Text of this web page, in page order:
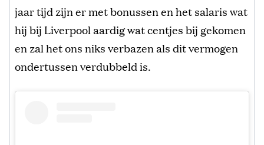
jaar tijd zijn er met bonussen en het salaris wat
hij bij Liverpool aardig wat centjes bij gekomen
en zal het ons niks verbazen als dit vermogen
ondertussen verdubbeld is.